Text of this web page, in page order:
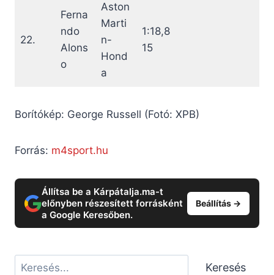
22.
Ferna
ndo
Alons
o
Aston
Marti
n-
Hond
a
1:18,8
15
Borítókép: George Russell (Fotó: XPB)
Forrás: m4sport.hu
Állítsa be a Kárpátalja.ma-t
előnyben részesített forrásként
a Google Keresőben.
Beállítás →
Keresés Keresés